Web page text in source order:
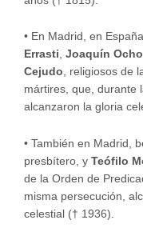
• En Madrid, en
Errasti, Joaquín
Cejudo, religiosos de
mártires, que, durante
alcanzaron la gloria
• También en Madrid,
presbítero, y Teófilo
de la Orden de
misma persecución,
celestial († 1936).